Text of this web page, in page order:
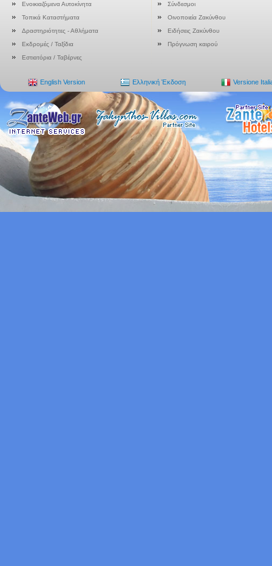
Ενοικιαζόμενα Αυτοκίνητα
Σύνδεσμοι
Τοπικά Καταστήματα
Οινοποιεία Ζακύνθου
Δραστηριότητες - Αθλήματα
Ειδήσεις Ζακύνθου
Εκδρομές / Ταξίδια
Πρόγνωση καιρού
Εστιατόρια / Ταβέρνες
English Version Ελληνική Έκδοση Versione